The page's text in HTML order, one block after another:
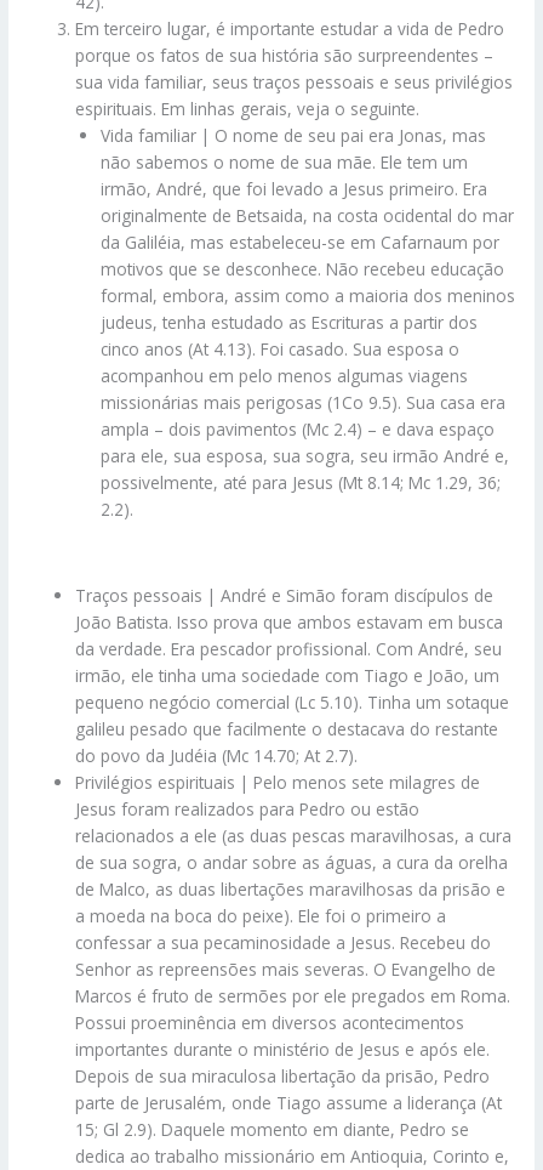
Em terceiro lugar, é importante estudar a vida de Pedro
porque os fatos de sua história são surpreendentes –
sua vida familiar, seus traços pessoais e seus privilégios
espirituais. Em linhas gerais, veja o seguinte.
Vida familiar | O nome de seu pai era Jonas, mas
não sabemos o nome de sua mãe. Ele tem um
irmão, André, que foi levado a Jesus primeiro. Era
originalmente de Betsaida, na costa ocidental do mar
da Galiléia, mas estabeleceu-se em Cafarnaum por
motivos que se desconhece. Não recebeu educação
formal, embora, assim como a maioria dos meninos
judeus, tenha estudado as Escrituras a partir dos
cinco anos (At 4.13). Foi casado. Sua esposa o
acompanhou em pelo menos algumas viagens
missionárias mais perigosas (1Co 9.5). Sua casa era
ampla – dois pavimentos (Mc 2.4) – e dava espaço
para ele, sua esposa, sua sogra, seu irmão André e,
possivelmente, até para Jesus (Mt 8.14; Mc 1.29, 36;
2.2).
Traços pessoais | André e Simão foram discípulos de
João Batista. Isso prova que ambos estavam em busca
da verdade. Era pescador profissional. Com André, seu
irmão, ele tinha uma sociedade com Tiago e João, um
pequeno negócio comercial (Lc 5.10). Tinha um sotaque
galileu pesado que facilmente o destacava do restante
do povo da Judéia (Mc 14.70; At 2.7).
Privilégios espirituais | Pelo menos sete milagres de
Jesus foram realizados para Pedro ou estão
relacionados a ele (as duas pescas maravilhosas, a cura
de sua sogra, o andar sobre as águas, a cura da orelha
de Malco, as duas libertações maravilhosas da prisão e
a moeda na boca do peixe). Ele foi o primeiro a
confessar a sua pecaminosidade a Jesus. Recebeu do
Senhor as repreensões mais severas. O Evangelho de
Marcos é fruto de sermões por ele pregados em Roma.
Possui proeminência em diversos acontecimentos
importantes durante o ministério de Jesus e após ele.
Depois de sua miraculosa libertação da prisão, Pedro
parte de Jerusalém, onde Tiago assume a liderança (At
15; Gl 2.9). Daquele momento em diante, Pedro se
dedica ao trabalho missionário em Antioquia, Corinto e,